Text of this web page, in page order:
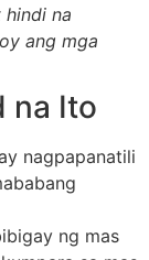
na
ang mga
na Ito
nagpapanatili
ng mas